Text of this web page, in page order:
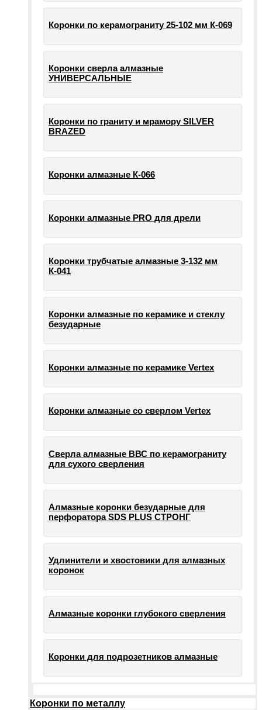
Коронки по керамограниту 25-102 мм К-069
Коронки сверла алмазные
УНИВЕРСАЛЬНЫЕ
Коронки по граниту и мрамору SILVER
BRAZED
Коронки алмазные К-066
Коронки алмазные PRO для дрели
Коронки трубчатые алмазные 3-132 мм
К-041
Коронки алмазные по керамике и стеклу
безударные
Коронки алмазные по керамике Vertex
Коронки алмазные со сверлом Vertex
Сверла алмазные ВВС по керамограниту
для сухого сверления
Алмазные коронки безударные для
перфоратора SDS PLUS СТРОНГ
Удлинители и хвостовики для алмазных
коронок
Алмазные коронки глубокого сверления
Коронки для подрозетников алмазные
Коронки по металлу